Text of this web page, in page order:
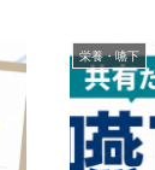
栄養・嚥下